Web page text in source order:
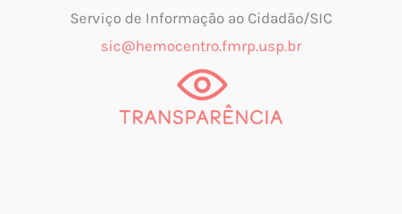
Serviço de Informação ao Cidadão/SIC
sic@hemocentro.fmrp.usp.br